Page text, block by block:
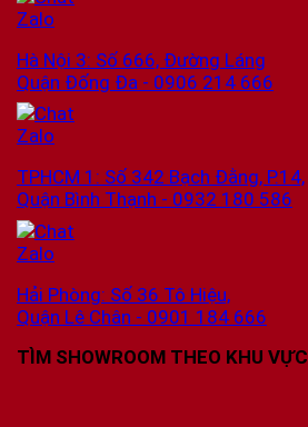
Hà Nội 3: Số 666, Đường Láng
Quận Đống Đa - 0906 214 666
TPHCM 1: Số 342 Bạch Đằng, P.14,
Quận Bình Thạnh - 0932 180 586
Hải Phòng: Số 36 Tô Hiệu,
Quận Lê Chân - 0901 184 666
TÌM SHOWROOM THEO KHU VỰC